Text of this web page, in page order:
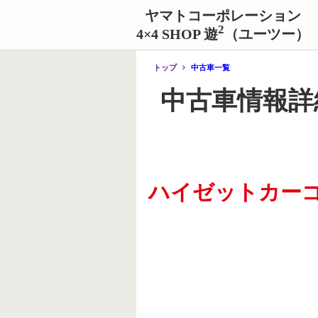
ヤマトコーポレーション
4×4 SHOP 遊2 （ユーツー）
トップ 中古車一覧
中古車情報
ハイゼットカー